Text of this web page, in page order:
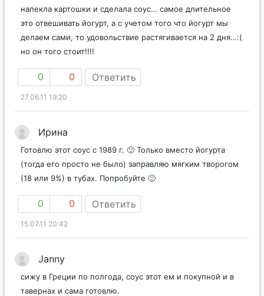
напекла картошки и сделала соус… самое длительное
это отвешивать йогурт, а с учетом того что йогурт мы
делаем сами, то удовольствие растягивается на 2 дня…:(
но он того стоит!!!!
0 0 Ответить
27.06.11 19:20
Ирина
Готовлю этот соус с 1989 г. 🙂 Только вместо йогурта
(тогда его просто не было) заправляю мягким творогом
(18 или 9%) в тубах. Попробуйте 🙂
0 0 Ответить
15.07.11 20:42
Janny
сижу в Греции по полгода, соус этот ем и покупной и в
тавернах и сама готовлю.